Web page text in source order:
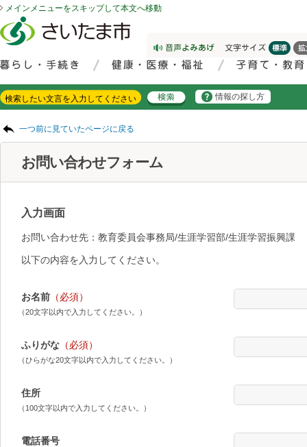
メインメニューをスキップして本文へ移動
情報の探し方
一つ前に見ていたページに戻る
お問い合わせフォーム
入力画面
お問い合わせ先：教育委員会事務局/生涯学習部/生涯学習振興課
以下の内容を入力してください。
お名前 （必須）
（20文字以内で入力してください。）
ふりがな （必須）
（ひらがな20文字以内で入力してください。）
住所
（100文字以内で入力してください。）
電話番号